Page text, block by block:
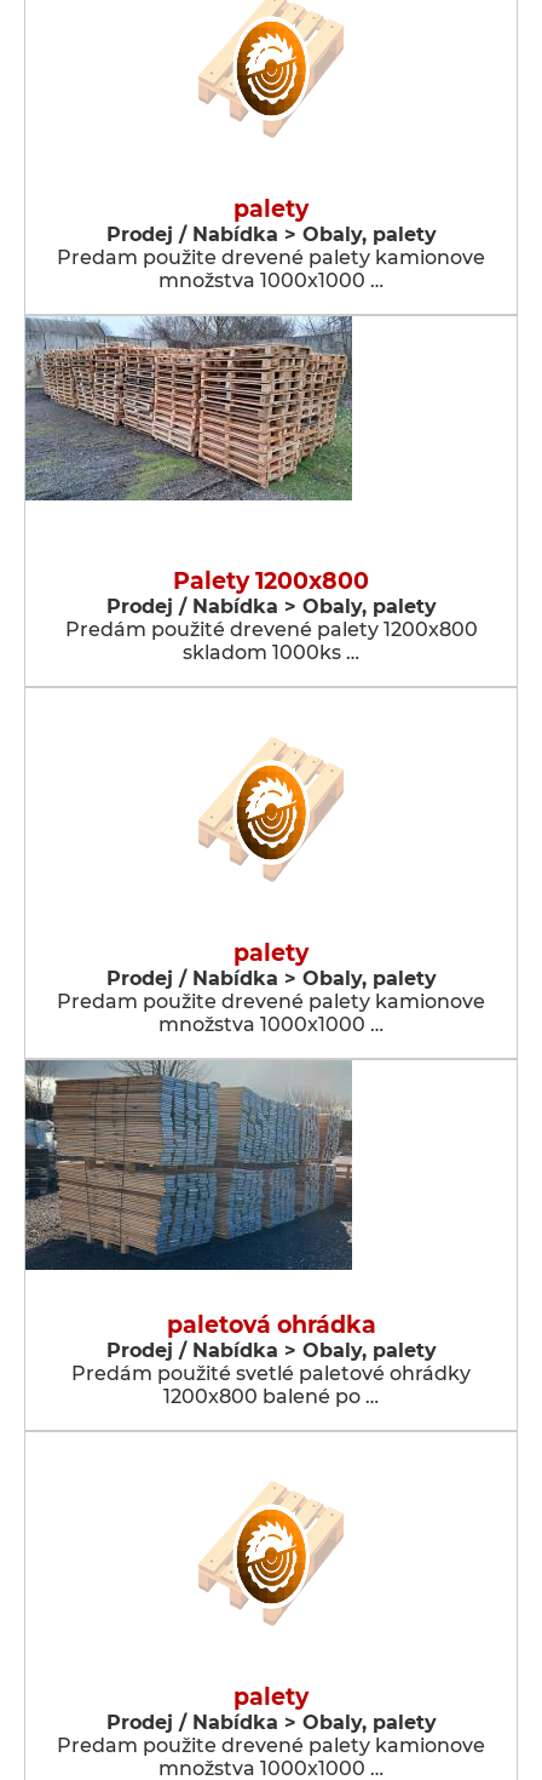
palety
Prodej / Nabídka > Obaly, palety
Predam použite drevené palety kamionove
množstva 1000x1000 …
Palety 1200x800
Prodej / Nabídka > Obaly, palety
Predám použité drevené palety 1200x800
skladom 1000ks …
palety
Prodej / Nabídka > Obaly, palety
Predam použite drevené palety kamionove
množstva 1000x1000 …
paletová ohrádka
Prodej / Nabídka > Obaly, palety
Predám použité svetlé paletové ohrádky
1200x800 balené po …
palety
Prodej / Nabídka > Obaly, palety
Predam použite drevené palety kamionove
množstva 1000x1000 …